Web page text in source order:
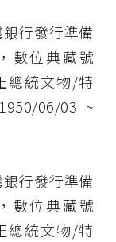
行發行準備
數位典藏號
總統文物/特
06/03 ~
行發行準備
數位典藏號
總統文物/特